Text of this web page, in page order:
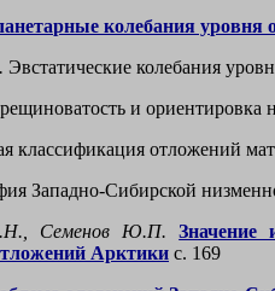
колебания уровня
Эвстатические колебания
и
классификация отложений
Западно-Сибирской
Семенов Ю.П.
Значение
Арктики с. 169